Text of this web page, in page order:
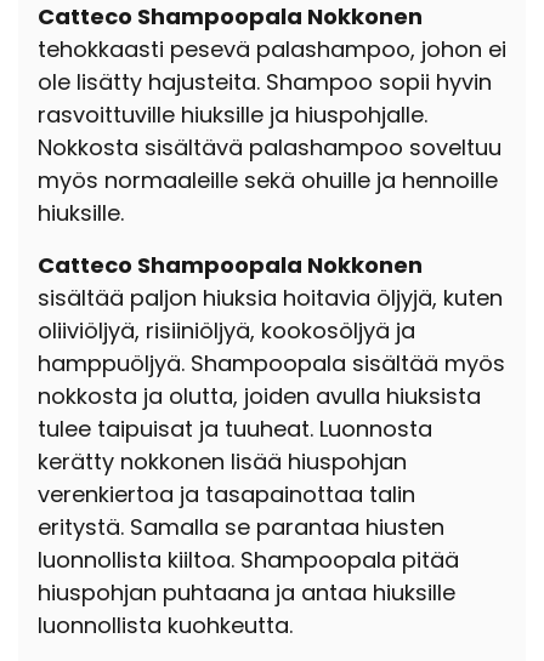
Catteco Shampoopala Nokkonen
tehokkaasti pesevä palashampoo, johon ei
ole lisätty hajusteita. Shampoo sopii hyvin
rasvoittuville hiuksille ja hiuspohjalle.
Nokkosta sisältävä palashampoo soveltuu
myös normaaleille sekä ohuille ja hennoille
hiuksille.
Catteco Shampoopala Nokkonen
sisältää paljon hiuksia hoitavia öljyjä, kuten
oliiviöljyä, risiiniöljyä, kookosöljyä ja
hamppuöljyä. Shampoopala sisältää myös
nokkosta ja olutta, joiden avulla hiuksista
tulee taipuisat ja tuuheat. Luonnosta
kerätty nokkonen lisää hiuspohjan
verenkiertoa ja tasapainottaa talin
eritystä. Samalla se parantaa hiusten
luonnollista kiiltoa. Shampoopala pitää
hiuspohjan puhtaana ja antaa hiuksille
luonnollista kuohkeutta.